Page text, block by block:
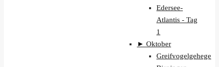
Edersee-
Atlantis - Tag
1
► Oktober
Greifvogelgehege